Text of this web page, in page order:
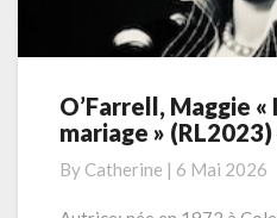
O’Farrell,
Maggie
portrait
de
O’Farrell, Maggie
mariage »
By Catherine | 6 Mai 2026